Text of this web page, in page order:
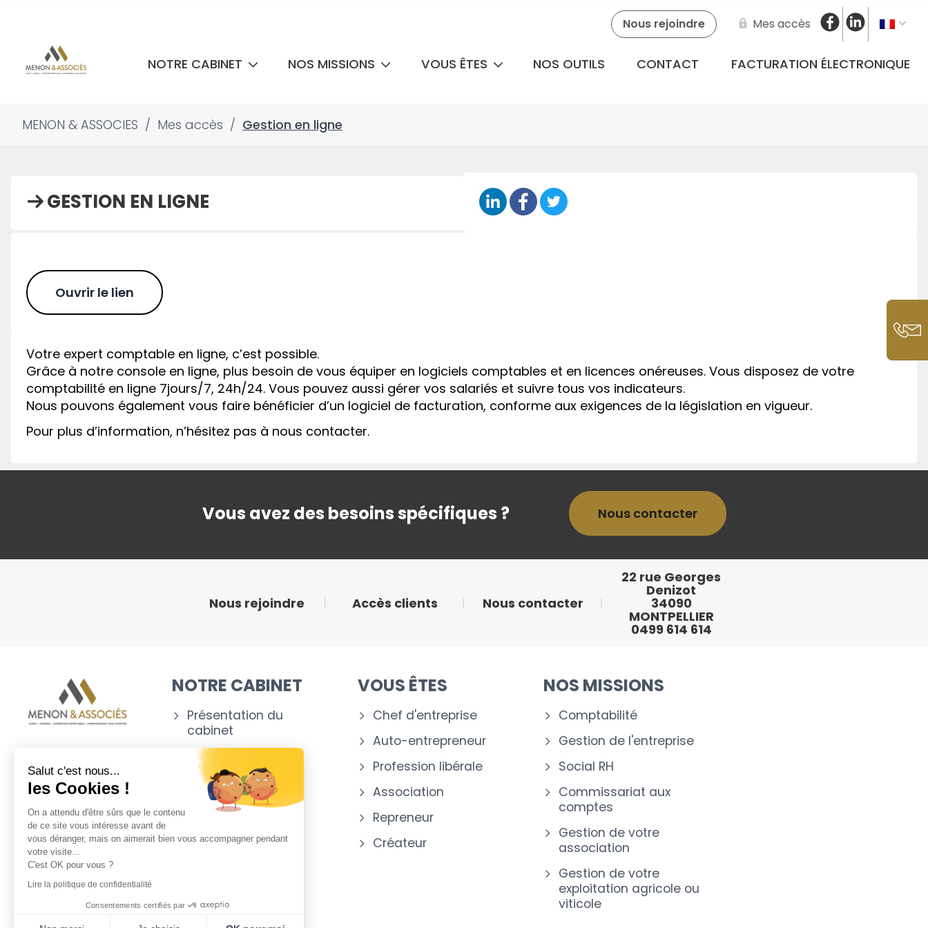
Nous rejoindre Mes accès
NOTRE CABINET NOS MISSIONS VOUS ÊTES NOS OUTILS CONTACT FACTURATION ÉLECTRONIQUE
MENON & ASSOCIES / Mes accès / Gestion en ligne
GESTION EN LIGNE
Ouvrir le lien
Votre expert comptable en ligne, c’est possible.
Grâce à notre console en ligne, plus besoin de vous équiper en logiciels comptables et en licences onéreuses. Vous disposez de votre
comptabilité en ligne 7jours/7, 24h/24. Vous pouvez aussi gérer vos salariés et suivre tous vos indicateurs.
Nous pouvons également vous faire bénéficier d’un logiciel de facturation, conforme aux exigences de la législation en vigueur.
Pour plus d’information, n’hésitez pas à nous contacter.
Vous avez des besoins spécifiques ? Nous contacter
Nous rejoindre Accès clients Nous contacter
22 rue Georges
Denizot
34090
MONTPELLIER
0499 614 614
NOTRE CABINET
Présentation du
cabinet
Nos experts
Nos outils
Appartenance
VOUS ÊTES
Chef d'entreprise
Auto-entrepreneur
Profession libérale
Association
Repreneur
Créateur
NOS MISSIONS
Comptabilité
Gestion de l'entreprise
Social RH
Commissariat aux
comptes
Gestion de votre
association
Gestion de votre
exploitation agricole ou
viticole
Salut c'est nous...
les Cookies !
On a attendu d'être sûrs que le contenu
de ce site vous intéresse avant de
vous déranger, mais on aimerait bien vous accompagner pendant
votre visite...
C'est OK pour vous ?
Lire la politique de confidentialité
Consentements certifiés par